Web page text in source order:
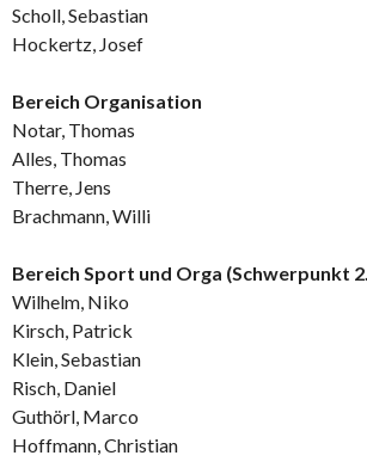
Scholl, Sebastian
Hockertz, Josef
Bereich Organisation
Notar, Thomas
Alles, Thomas
Therre, Jens
Brachmann, Willi
Bereich Sport und Orga (Schwerpunkt
Wilhelm, Niko
Kirsch, Patrick
Klein, Sebastian
Risch, Daniel
Guthörl, Marco
Hoffmann, Christian